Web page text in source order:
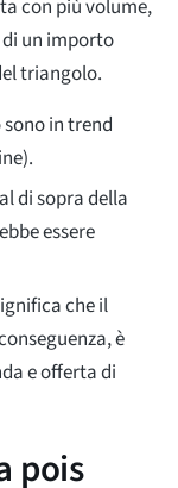
con più volume,
di un importo
triangolo.
in trend
di sopra della
essere
che il
è
e offerta di
pois